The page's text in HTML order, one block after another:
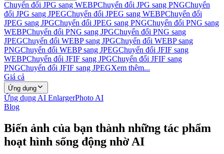
Chuyển đổi JPG sang WEBPChuyển đổi JPG sang PNGChuyển
đổi JPG sang JPEGChuyển đổi JPEG sang WEBPChuyển đổi
JPEG sang JPGChuyển đổi JPEG sang PNGChuyển đổi PNG sang
WEBPChuyển đổi PNG sang JPGChuyển đổi PNG sang
JPEGChuyển đổi WEBP sang JPGChuyển đổi WEBP sang
PNGChuyển đổi WEBP sang JPEGChuyển đổi JFIF sang
WEBPChuyển đổi JFIF sang JPGChuyển đổi JFIF sang
PNGChuyển đổi JFIF sang JPEGXem thêm...
Giá cả
Ứng dụng
Ứng dụng AI EnlargerPhoto AI
Blog
Biến ảnh của bạn thành những tác phẩm
hoạt hình sống động nhờ AI